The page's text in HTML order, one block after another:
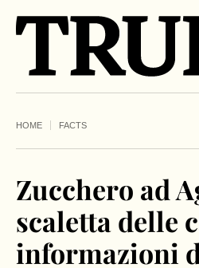
HOME FACTS
Zucchero ad
scaletta delle
informazioni